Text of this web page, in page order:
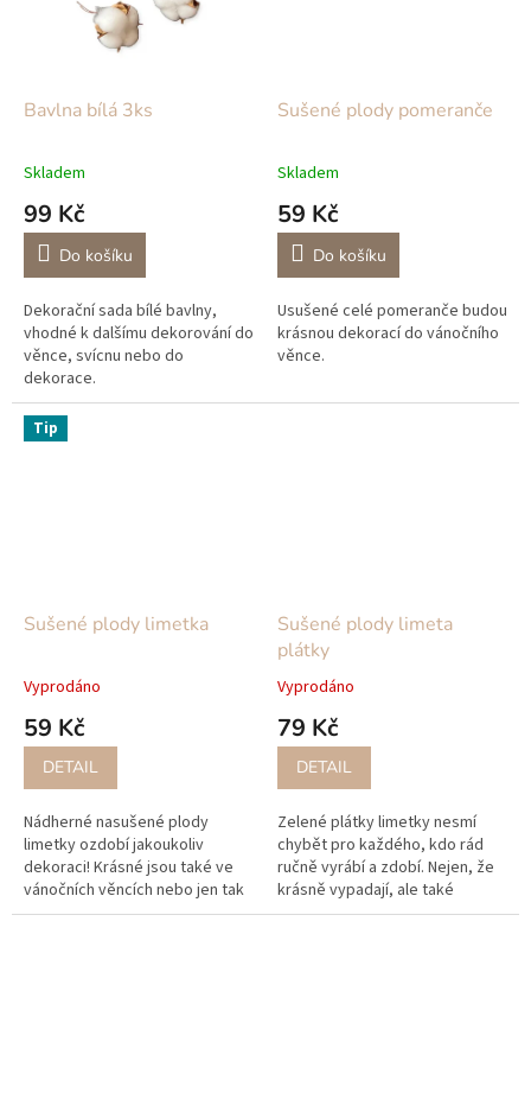
Bavlna bílá 3ks
Skladem
99 Kč
Do košíku
Dekorační sada bílé bavlny,
vhodné k dalšímu dekorování do
věnce, svícnu nebo do
dekorace.
Sušené plody pomeranče
Skladem
59 Kč
Do košíku
Usušené celé pomeranče budou
krásnou dekorací do vánočního
věnce.
Tip
Sušené plody limetka
Vyprodáno
59 Kč
DETAIL
Nádherné nasušené plody
limetky ozdobí jakoukoliv
dekoraci! Krásné jsou také ve
vánočních věncích nebo jen tak
položené v míse!
Sušené plody limeta
plátky
Vyprodáno
79 Kč
DETAIL
Zelené plátky limetky nesmí
chybět pro každého, kdo rád
ručně vyrábí a zdobí. Nejen, že
krásně vypadají, ale také
nádherně voní a dají se použít